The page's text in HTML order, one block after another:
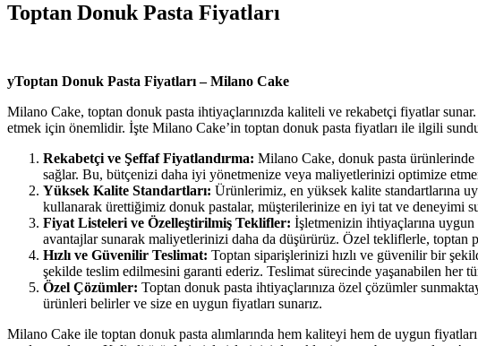
Toptan Donuk Pasta Fiyatları
yToptan Donuk Pasta Fiyatları – Milano Cake
Milano Cake, toptan donuk pasta ihtiyaçlarınızda kaliteli ve rekabetçi fiyatlar sunar.
etmek için önemlidir. İşte Milano Cake’in toptan donuk pasta fiyatları ile ilgili
Rekabetçi ve Şeffaf Fiyatlandırma: Milano Cake, donuk pasta ürünlerinde
sağlar. Bu, bütçenizi daha iyi yönetmenize veya maliyetlerinizi optimize
Yüksek Kalite Standartları: Ürünlerimiz, en yüksek kalite standartlarına
kullanarak ürettiğimiz donuk pastalar, müşterilerinize en iyi tat ve deneyimi
Fiyat Listeleri ve Özelleştirilmiş Teklifler: İşletmenizin ihtiyaçlarına
avantajlar sunarak maliyetlerinizi daha da düşürürüz. Özel tekliflerle, toptan
Hızlı ve Güvenilir Teslimat: Toptan siparişlerinizi hızlı ve güvenilir bir
şekilde teslim edilmesini garanti ederiz. Teslimat sürecinde yaşanabilen her
Özel Çözümler: Toptan donuk pasta ihtiyaçlarınıza özel çözümler
ürünleri belirler ve size en uygun fiyatları sunarız.
Milano Cake ile toptan donuk pasta alımlarında hem kaliteyi hem de uygun